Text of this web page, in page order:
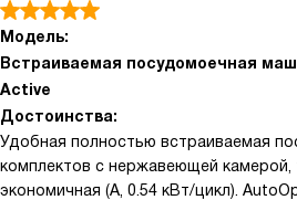
Модель:
Встраиваемая посудомоечная
Active
Достоинства:
Удобная полностью встраиваемая
комплектов с нержавеющей камерой,
экономичная (A, 0.54 кВт/цикл).